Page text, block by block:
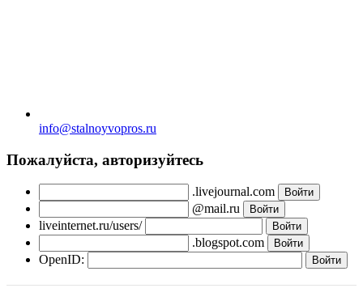
info@stalnoyvopros.ru
Пожалуйста, авторизуйтесь
.livejournal.com
@mail.ru
liveinternet.ru/users/
.blogspot.com
OpenID: